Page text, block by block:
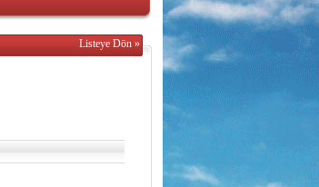
Listeye Dön »